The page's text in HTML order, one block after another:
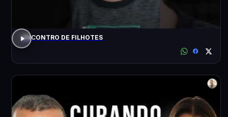
ENCONTRO DE FILHOTES